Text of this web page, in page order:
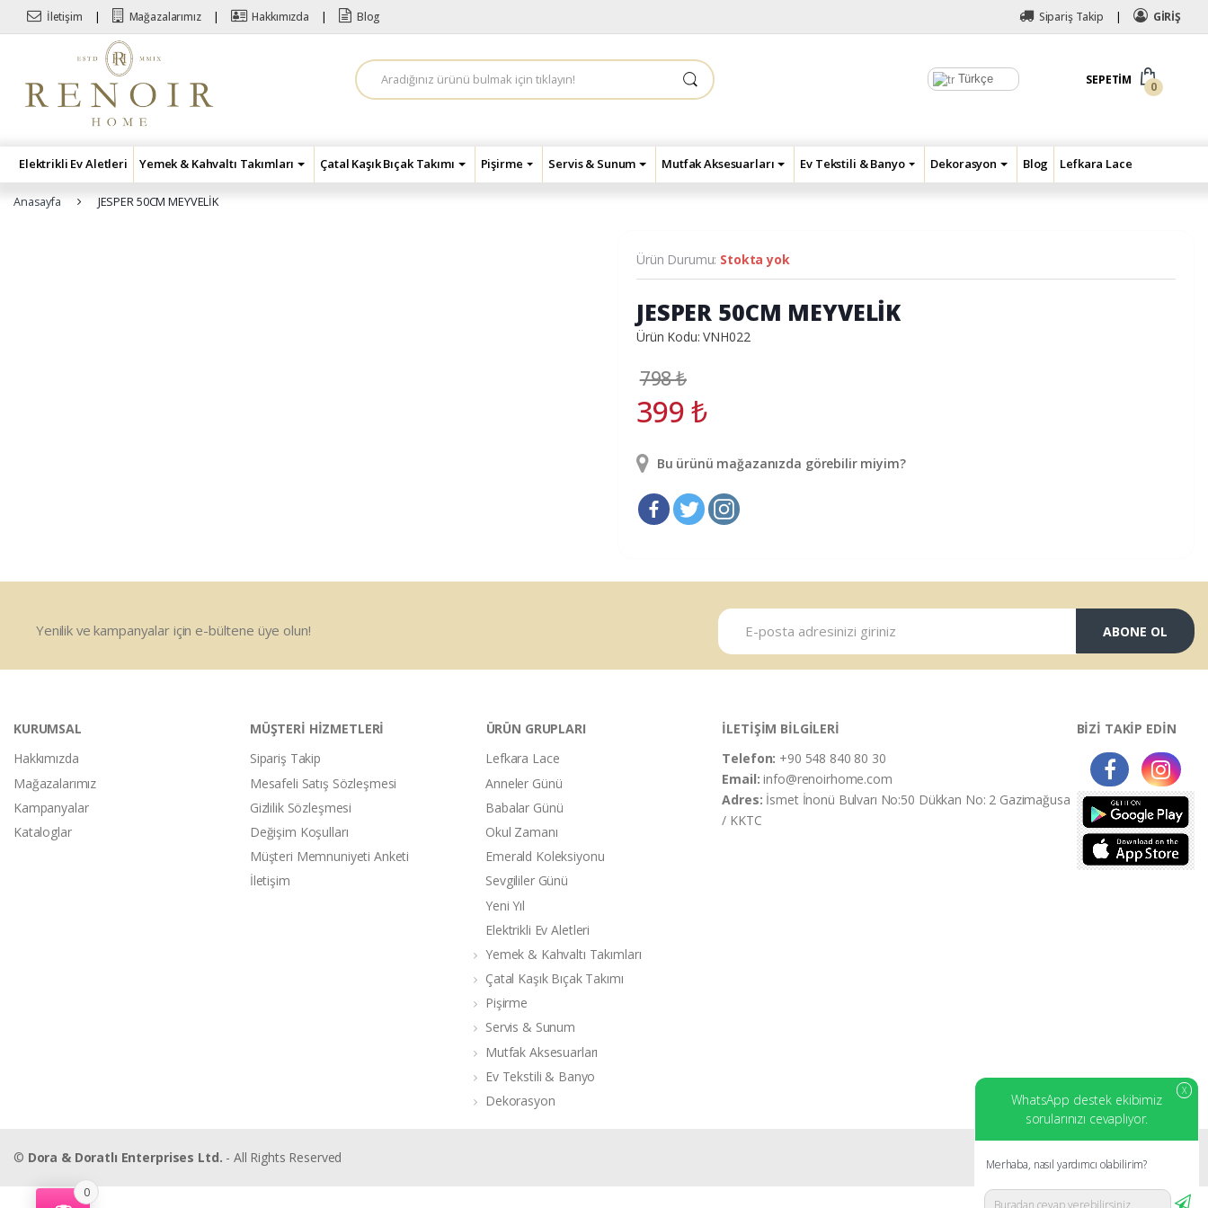
Skip to navigation
Skip to content
İletişim Mağazalarımız Hakkımızda Blog Sipariş Takip GİRİŞ
Türkçe
A
r
a
SEPETIM
0
Elektrikli Ev Aletleri Yemek & Kahvaltı Takımları Çatal Kaşık Bıçak Takımı Pişirme Servis & Sunum Mutfak Aksesuarları Ev Tekstili & Banyo Dekorasyon Blog Lefkara Lace
Anasayfa JESPER 50CM MEYVELİK
Ürün Durumu: Stokta yok
JESPER 50CM MEYVELİK
Ürün Kodu: VNH022
798₺
399₺
Bu ürünü mağazanızda görebilir miyim?
Yenilik ve kampanyalar için e-bültene üye olun! ABONE OL
KURUMSAL
Hakkımızda
Mağazalarımız
Kampanyalar
Kataloglar
MÜŞTERİ HİZMETLERİ
Sipariş Takip
Mesafeli Satış Sözleşmesi
Gizlilik Sözleşmesi
Değişim Koşulları
Müşteri Memnuniyeti Anketi
İletişim
ÜRÜN GRUPLARI
Lefkara Lace
Anneler Günü
Babalar Günü
Okul Zamanı
Emerald Koleksiyonu
Sevgililer Günü
Yeni Yıl
Elektrikli Ev Aletleri
Yemek & Kahvaltı Takımları
Çatal Kaşık Bıçak Takımı
Pişirme
Servis & Sunum
Mutfak Aksesuarları
Ev Tekstili & Banyo
Dekorasyon
İLETİŞİM BİLGİLERİ
Telefon: +90 548 840 80 30
Email:info@renoirhome.com
Adres: İsmet İnonü Bulvarı No:50 Dükkan No: 2 Gazimağusa
/ KKTC
BİZİ TAKİP EDİN
© Dora & Doratlı Enterprises Ltd. - All Rights Reserved
0
X
WhatsApp destek ekibimiz
sorularınızı cevaplıyor.
Merhaba, nasıl yardımcı olabilirim?